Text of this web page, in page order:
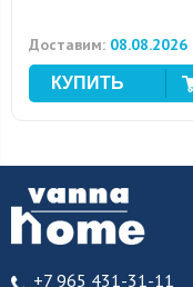
Доставим: 08.08.2026
+7 965 431-31-11